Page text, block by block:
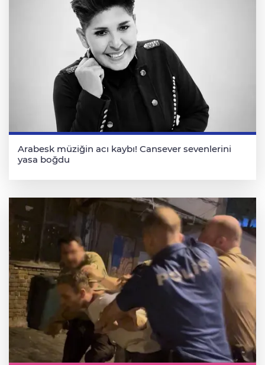
Arabesk müziğin acı kaybı! Cansever sevenlerini
yasa boğdu